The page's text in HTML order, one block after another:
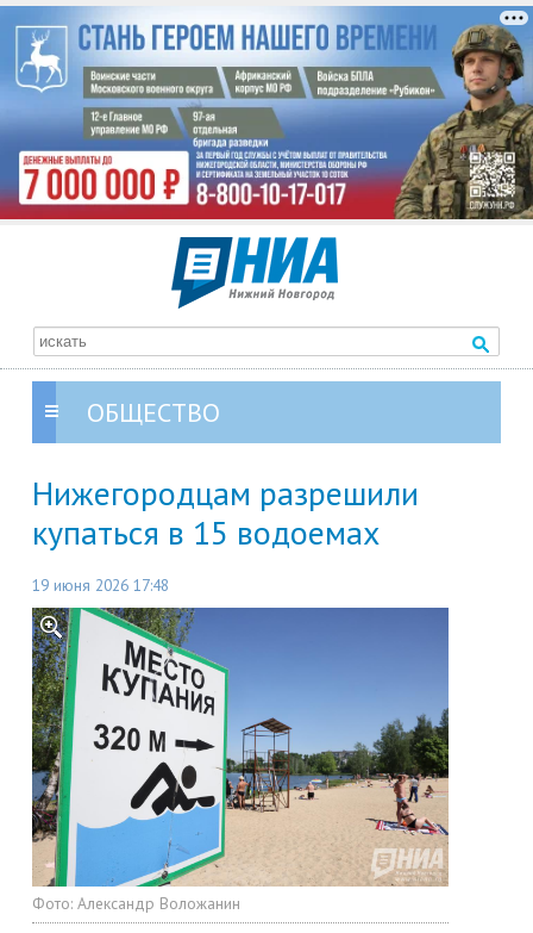
ОБЩЕСТВО
Нижегородцам разрешили
купаться в 15 водоемах
19 июня 2026 17:48
Фото: Александр Воложанин